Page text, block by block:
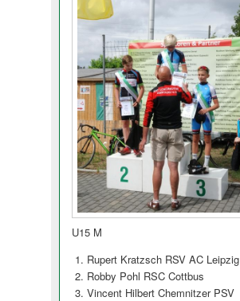
U15 M
Rupert Kratzsch RSV AC Leipzig
Robby Pohl RSC Cottbus
Vincent Hilbert Chemnitzer PSV